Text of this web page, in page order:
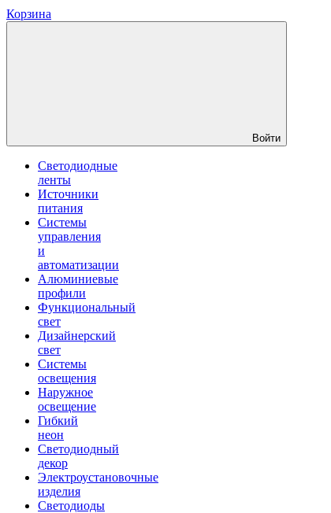
Корзина
Войти
Светодиодные
ленты
Источники
питания
Системы
управления
и
автоматизации
Алюминиевые
профили
Функциональный
свет
Дизайнерский
свет
Системы
освещения
Наружное
освещение
Гибкий
неон
Светодиодный
декор
Электроустановочные
изделия
Светодиоды